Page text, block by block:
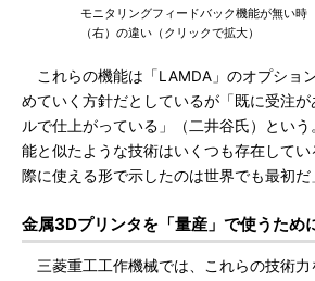
モニタリングフィードバック機能が無い時
（右）の違い（クリックで拡大）
これらの機能は「LAMDA」のオプショ
めていく方針だとしているが「既に受注
ルで仕上がっている」（二井谷氏）とい
能と似たような技術はいくつも存在して
際に使える形で示したのは世界でも最初だ
金属3Dプリンタを「量産」で使うため
三菱重工工作機械では、これらの技術力